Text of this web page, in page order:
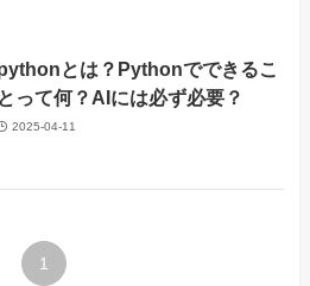
とは？Pythonでできるこ
とって何？AIには必ず必要？
2025-04-11
1